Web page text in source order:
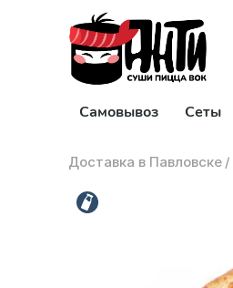
Самовывоз Сеты
Доставка в Павловске /